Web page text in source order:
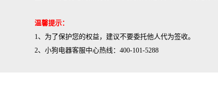
温馨提示：
1、为了保护您的权益，建议不要委托他人代为签收。
2、小狗电器客服中心热线：400-101-5288